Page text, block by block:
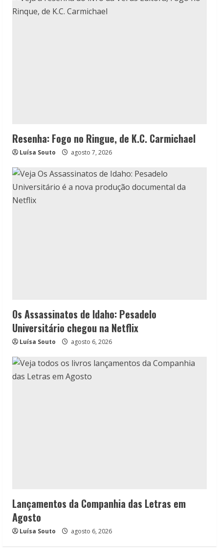
Resenha: Fogo no Ringue, de K.C. Carmichael
Luísa Souto agosto 7, 2026
Os Assassinatos de Idaho: Pesadelo
Universitário chegou na Netflix
Luísa Souto agosto 6, 2026
Lançamentos da Companhia das Letras em
Agosto
Luísa Souto agosto 6, 2026